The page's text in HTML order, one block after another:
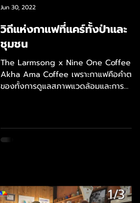
วิถีแห่งกาแฟที่แคร์ทั้งป่าและ
ชุมชน
The Larmsong x Nine One Coffee x
Akha Ama Coffee เพราะกาแฟคือคำตอบ
ของทั้งการดูแลสภาพแวดล้อมและการ
Jun 30, 2022